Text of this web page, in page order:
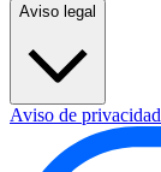
Aviso legal
Aviso de privacidad